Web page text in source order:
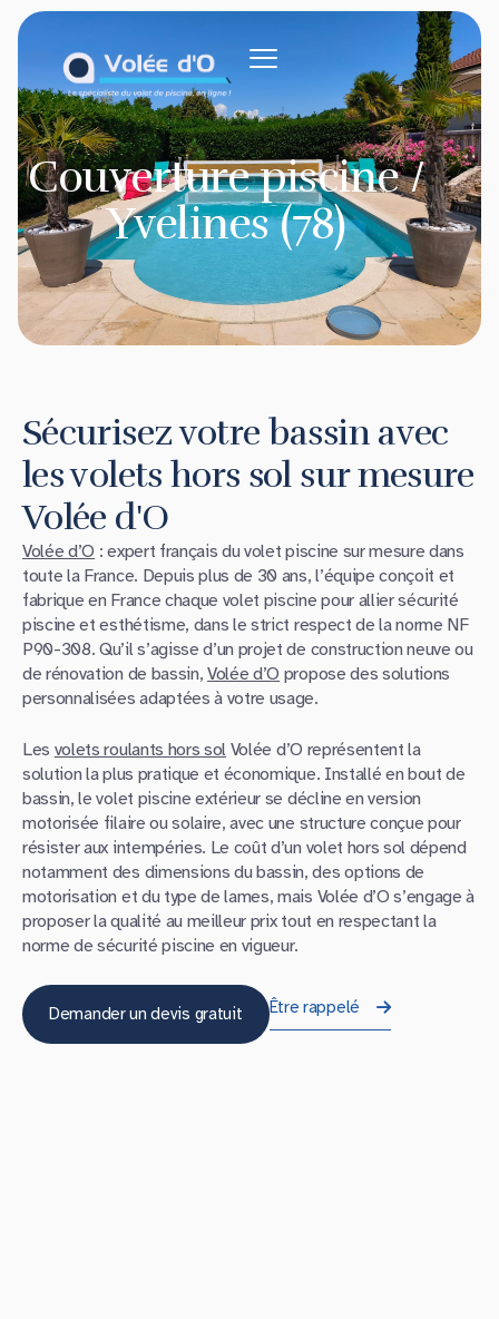
principal
Couverture piscine /
Yvelines (78)
Sécurisez votre bassin avec
les volets hors sol sur mesure
Volée d'O
Volée d’O : expert français du volet piscine sur mesure dans
toute la France. Depuis plus de 30 ans, l’équipe conçoit et
fabrique en France chaque volet piscine pour allier sécurité
piscine et esthétisme, dans le strict respect de la norme NF
P90-308. Qu’il s’agisse d’un projet de construction neuve ou
de rénovation de bassin, Volée d’O propose des solutions
personnalisées adaptées à votre usage.
Les volets roulants hors sol Volée d’O représentent la
solution la plus pratique et économique. Installé en bout de
bassin, le volet piscine extérieur se décline en version
motorisée filaire ou solaire, avec une structure conçue pour
résister aux intempéries. Le coût d’un volet hors sol dépend
notamment des dimensions du bassin, des options de
motorisation et du type de lames, mais Volée d’O s’engage à
proposer la qualité au meilleur prix tout en respectant la
norme de sécurité piscine en vigueur.
Demander un devis gratuit Être rappelé